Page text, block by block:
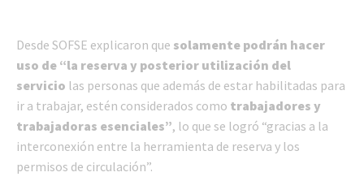
Desde SOFSE explicaron que solamente podrán hacer
uso de “la reserva y posterior utilización del
servicio las personas que además de estar habilitadas para
ir a trabajar, estén considerados como trabajadores y
trabajadoras esenciales”, lo que se logró “gracias a la
interconexión entre la herramienta de reserva y los
permisos de circulación”.